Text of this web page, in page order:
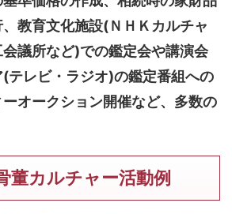
教育文化施設(ＮＨＫカルチャ
議所など)での鑑定会や講演会
テレビ・ラジオ)の鑑定番組への
オークション開催など、多数の
董カルチャー活動例